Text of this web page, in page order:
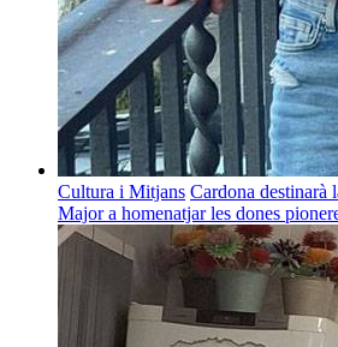
Cultura i Mitjans Cardona destinarà
Major a homenatjar les dones